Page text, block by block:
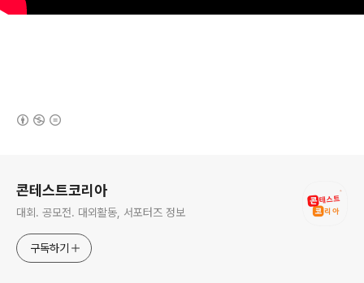
콘테스트코리아
대회. 공모전. 대외활동, 서포터즈 정보
구독하기